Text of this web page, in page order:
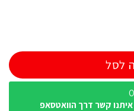
לסל
איתנו קשר דרך הוואטסאפ